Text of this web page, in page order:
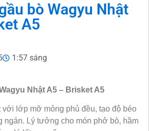
bò Wagyu Nhật
A5
1:57 sáng
Nhật A5 – Brisket A5
với lớp mỡ mỏng phủ đều, tạo độ béo
ngán. Lý tưởng cho món phở bò, hầm